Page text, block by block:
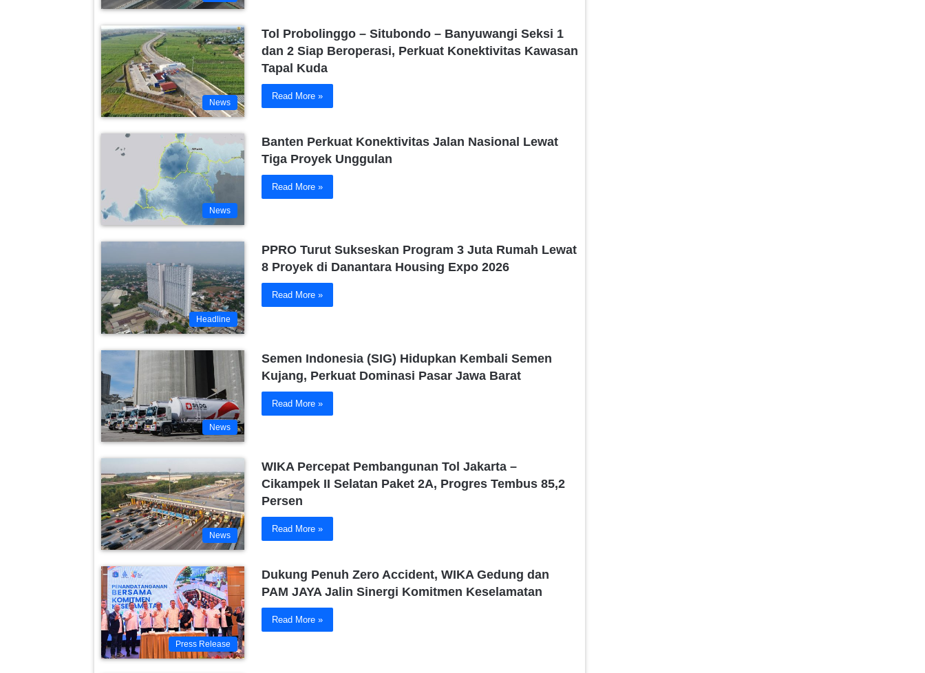
News
Tol Probolinggo – Situbondo – Banyuwangi Seksi 1
dan 2 Siap Beroperasi, Perkuat Konektivitas Kawasan
Tapal Kuda
Read More »
News
Banten Perkuat Konektivitas Jalan Nasional Lewat
Tiga Proyek Unggulan
Read More »
Headline
PPRO Turut Sukseskan Program 3 Juta Rumah Lewat
8 Proyek di Danantara Housing Expo 2026
Read More »
News
Semen Indonesia (SIG) Hidupkan Kembali Semen
Kujang, Perkuat Dominasi Pasar Jawa Barat
Read More »
News
WIKA Percepat Pembangunan Tol Jakarta –
Cikampek II Selatan Paket 2A, Progres Tembus 85,2
Persen
Read More »
Press Release
Dukung Penuh Zero Accident, WIKA Gedung dan
PAM JAYA Jalin Sinergi Komitmen Keselamatan
Read More »